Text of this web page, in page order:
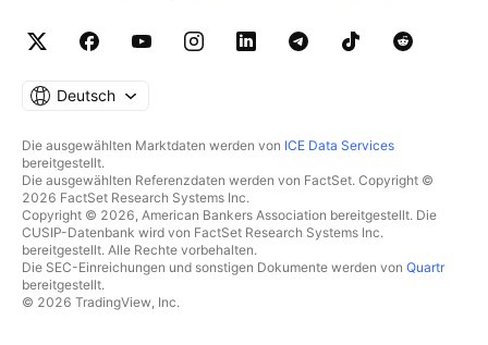
Deutsch
Die ausgewählten Marktdaten werden von ICE Data Services
bereitgestellt.
Die ausgewählten Referenzdaten werden von FactSet. Copyright ©
2026 FactSet Research Systems Inc.
Copyright © 2026, American Bankers Association bereitgestellt. Die
CUSIP-Datenbank wird von FactSet Research Systems Inc.
bereitgestellt. Alle Rechte vorbehalten.
Die SEC-Einreichungen und sonstigen Dokumente werden von Quartr
bereitgestellt.
© 2026 TradingView, Inc.